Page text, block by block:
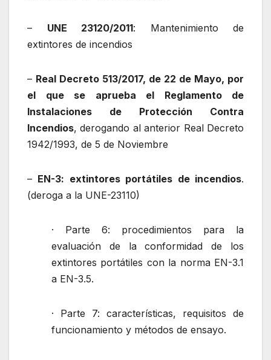
– UNE 23120/2011: Mantenimiento de
extintores de incendios
– Real Decreto 513/2017, de 22 de Mayo, por
el que se aprueba el Reglamento de
Instalaciones de Protección Contra
Incendios, derogando al anterior Real Decreto
1942/1993, de 5 de Noviembre
– EN-3: extintores portátiles de incendios.
(deroga a la UNE-23110)
· Parte 6: procedimientos para la
evaluación de la conformidad de los
extintores portátiles con la norma EN-3.1
a EN-3.5.
· Parte 7: características, requisitos de
funcionamiento y métodos de ensayo.